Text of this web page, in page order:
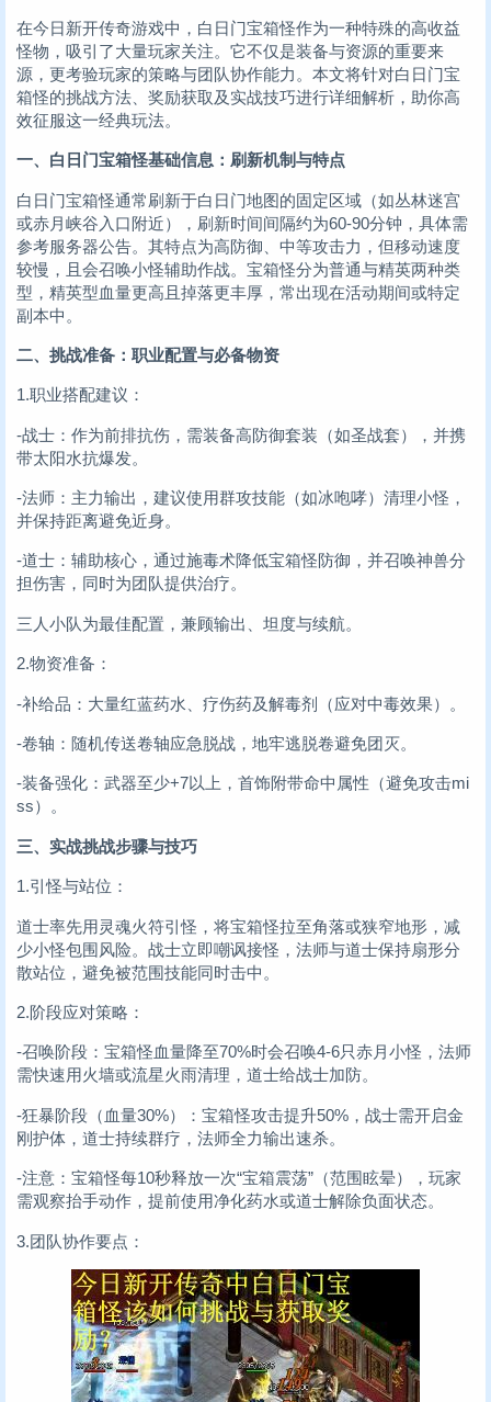
在今日新开传奇游戏中，白日门宝箱怪作为一种特殊的高收益
怪物，吸引了大量玩家关注。它不仅是装备与资源的重要来
源，更考验玩家的策略与团队协作能力。本文将针对白日门宝
箱怪的挑战方法、奖励获取及实战技巧进行详细解析，助你高
效征服这一经典玩法。
一、白日门宝箱怪基础信息：刷新机制与特点
白日门宝箱怪通常刷新于白日门地图的固定区域（如丛林迷宫
或赤月峡谷入口附近），刷新时间间隔约为60-90分钟，具体需
参考服务器公告。其特点为高防御、中等攻击力，但移动速度
较慢，且会召唤小怪辅助作战。宝箱怪分为普通与精英两种类
型，精英型血量更高且掉落更丰厚，常出现在活动期间或特定
副本中。
二、挑战准备：职业配置与必备物资
1.职业搭配建议：
-战士：作为前排抗伤，需装备高防御套装（如圣战套），并携
带太阳水抗爆发。
-法师：主力输出，建议使用群攻技能（如冰咆哮）清理小怪，
并保持距离避免近身。
-道士：辅助核心，通过施毒术降低宝箱怪防御，并召唤神兽分
担伤害，同时为团队提供治疗。
三人小队为最佳配置，兼顾输出、坦度与续航。
2.物资准备：
-补给品：大量红蓝药水、疗伤药及解毒剂（应对中毒效果）。
-卷轴：随机传送卷轴应急脱战，地牢逃脱卷避免团灭。
-装备强化：武器至少+7以上，首饰附带命中属性（避免攻击mi
ss）。
三、实战挑战步骤与技巧
1.引怪与站位：
道士率先用灵魂火符引怪，将宝箱怪拉至角落或狭窄地形，减
少小怪包围风险。战士立即嘲讽接怪，法师与道士保持扇形分
散站位，避免被范围技能同时击中。
2.阶段应对策略：
-召唤阶段：宝箱怪血量降至70%时会召唤4-6只赤月小怪，法师
需快速用火墙或流星火雨清理，道士给战士加防。
-狂暴阶段（血量30%）：宝箱怪攻击提升50%，战士需开启金
刚护体，道士持续群疗，法师全力输出速杀。
-注意：宝箱怪每10秒释放一次“宝箱震荡”（范围眩晕），玩家
需观察抬手动作，提前使用净化药水或道士解除负面状态。
3.团队协作要点：